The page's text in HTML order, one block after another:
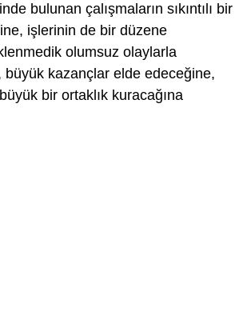
bulunan çalışmaların sıkıntılı bir
işlerinin de bir düzene
olumsuz olaylarla
büyük kazançlar elde edeceğine,
bir ortaklık kuracağına